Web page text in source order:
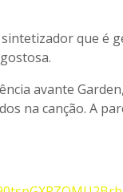
que é
avante
na canção. A